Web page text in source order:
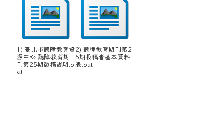
1) 臺北市聽障教育資
源中心 聽障教育期
刊第25期徵稿說明.o
dt
2) 聽障教育期刊第2
5期投稿者基本資料
表.odt